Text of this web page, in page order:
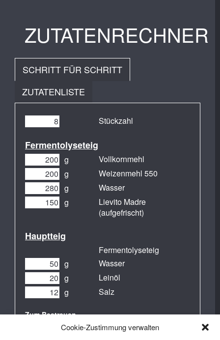
Cookie-Zustimmung verwalten
ZUTATENRECHNER
SCHRITT FÜR SCHRITT
ZUTATENLISTE
Stückzahl
Fermentolyseteig
g
Vollkornmehl
g
Weizenmehl 550
g
Wasser
g
Lievito Madre
(aufgefrischt)
Hauptteig
Fermentolyseteig
g
Wasser
g
Leinöl
g
Salz
Zum Bestreuen
Sesam